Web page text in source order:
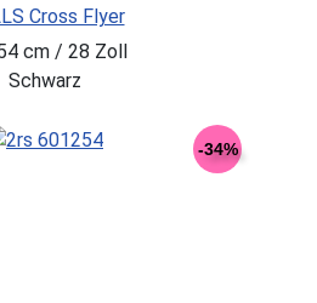
Cross Flyer
cm / 28 Zoll
Schwarz
-34%